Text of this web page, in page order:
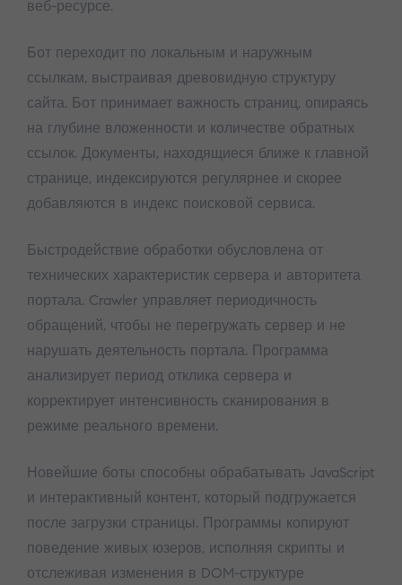
веб-ресурсе.
Бот переходит по локальным и наружным
ссылкам, выстраивая древовидную структуру
сайта. Бот принимает важность страниц, опираясь
на глубине вложенности и количестве обратных
ссылок. Документы, находящиеся ближе к главной
странице, индексируются регулярнее и скорее
добавляются в индекс поисковой сервиса.
Быстродействие обработки обусловлена от
технических характеристик сервера и авторитета
портала. Crawler управляет периодичность
обращений, чтобы не перегружать сервер и не
нарушать деятельность портала. Программа
анализирует период отклика сервера и
корректирует интенсивность сканирования в
режиме реального времени.
Новейшие боты способны обрабатывать JavaScript
и интерактивный контент, который подгружается
после загрузки страницы. Программы копируют
поведение живых юзеров, исполняя скрипты и
отслеживая изменения в DOM-структуре